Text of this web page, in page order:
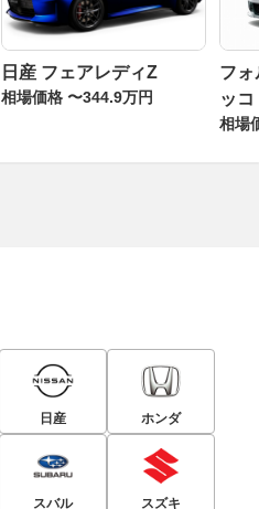
日産 フェアレディZ
相場価格 〜344.9万円
フォ
ッコ
相場
日産 ホンダ
スバル スズキ